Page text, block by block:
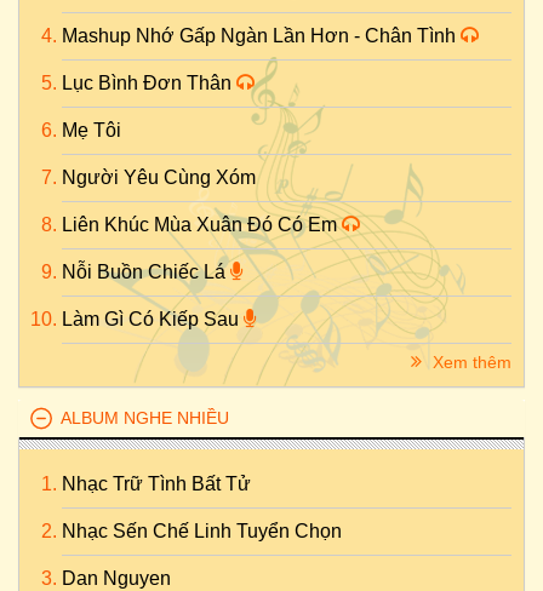
Mashup Nhớ Gấp Ngàn Lần Hơn - Chân Tình
Lục Bình Đơn Thân
Mẹ Tôi
Người Yêu Cùng Xóm
Liên Khúc Mùa Xuân Đó Có Em
Nỗi Buồn Chiếc Lá
Làm Gì Có Kiếp Sau
Xem thêm
ALBUM NGHE NHIỀU
Nhạc Trữ Tình Bất Tử
Nhạc Sến Chế Linh Tuyển Chọn
Dan Nguyen